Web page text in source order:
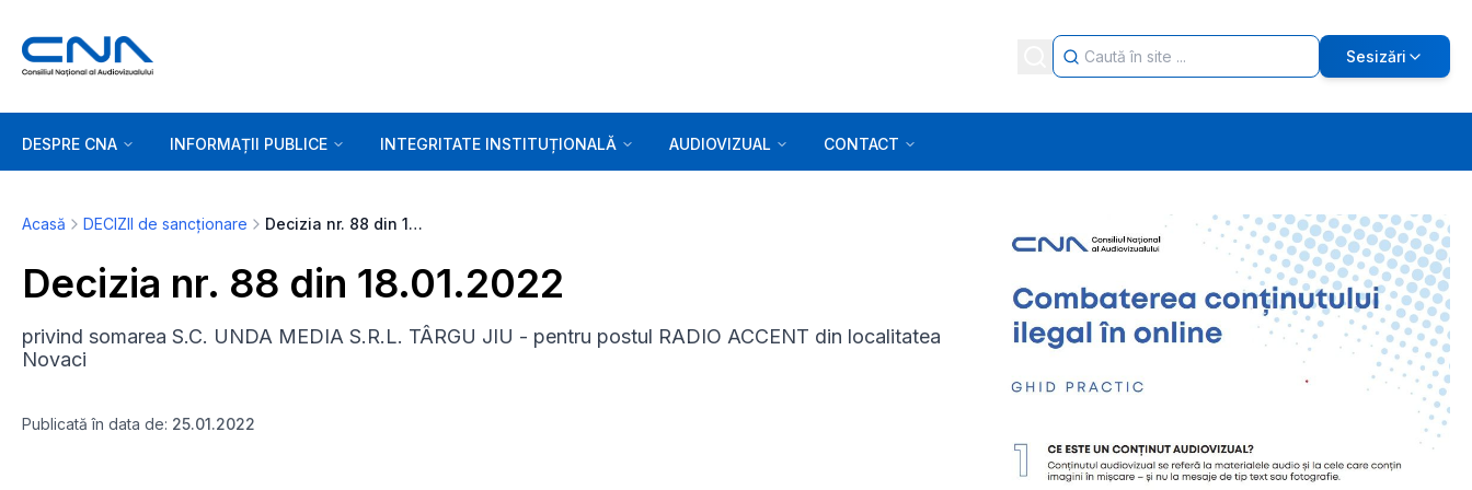
Sesizări
DESPRE CNA INFORMAȚII PUBLICE INTEGRITATE INSTITUȚIONALĂ AUDIOVIZUAL CONTACT
Acasă DECIZII de sancționare Decizia nr. 88 din 18.01.2022
Decizia nr. 88 din 18.01.2022
privind somarea S.C. UNDA MEDIA S.R.L. TÂRGU JIU - pentru postul RADIO ACCENT din localitatea
Novaci
Publicată în data de: 25.01.2022